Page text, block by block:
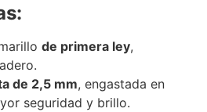
de primera ley,
de 2,5 mm, engastada en
seguridad y brillo.